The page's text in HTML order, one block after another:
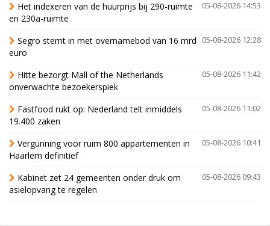
05-08-2026 14:53
Het indexeren van de huurprijs bij 290-ruimte
en 230a-ruimte
05-08-2026 12:28
Segro stemt in met overnamebod van 16 mrd
euro
05-08-2026 11:42
Hitte bezorgt Mall of the Netherlands
onverwachte bezoekerspiek
05-08-2026 11:02
Fastfood rukt op: Nederland telt inmiddels
19.400 zaken
05-08-2026 10:41
Vergunning voor ruim 800 appartementen in
Haarlem definitief
05-08-2026 09:43
Kabinet zet 24 gemeenten onder druk om
asielopvang te regelen